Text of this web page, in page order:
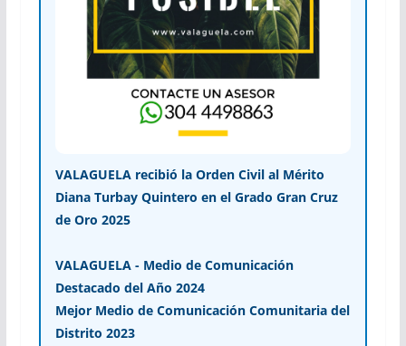
VALAGUELA recibió la Orden Civil al Mérito
Diana Turbay Quintero en el Grado Gran Cruz
de Oro 2025
VALAGUELA - Medio de Comunicación
Destacado del Año 2024
Mejor Medio de Comunicación Comunitaria del
Distrito 2023